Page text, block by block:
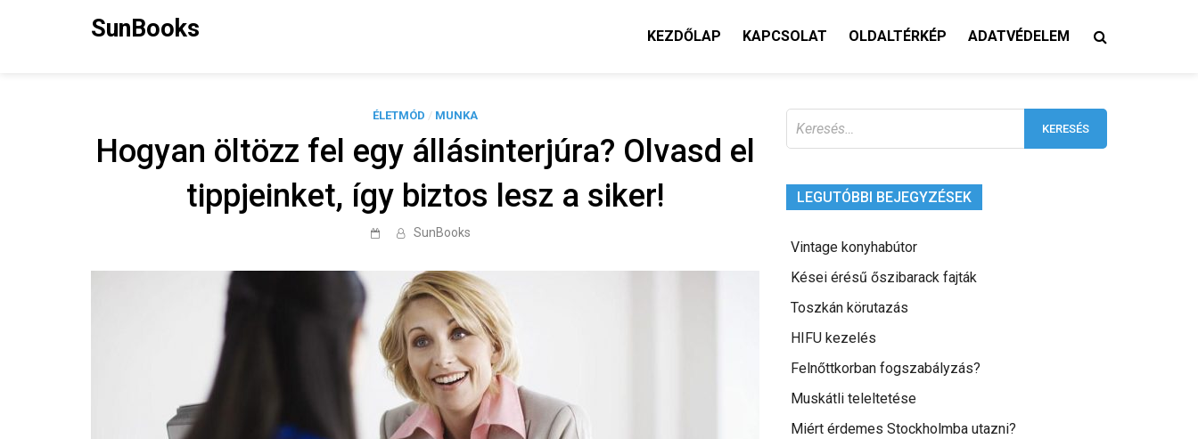
SunBooks KEZDŐLAP KAPCSOLAT OLDALTÉRKÉP ADATVÉDELEM
ÉLETMÓD / MUNKA
Hogyan öltözz fel egy állásinterjúra? Olvasd el
tippjeinket, így biztos lesz a siker!
SunBooks
LEGUTÓBBI BEJEGYZÉSEK
Vintage konyhabútor
Kései érésű őszibarack fajták
Toszkán körutazás
HIFU kezelés
Felnőttkorban fogszabályzás?
Muskátli teleltetése
Miért érdemes Stockholmba utazni?